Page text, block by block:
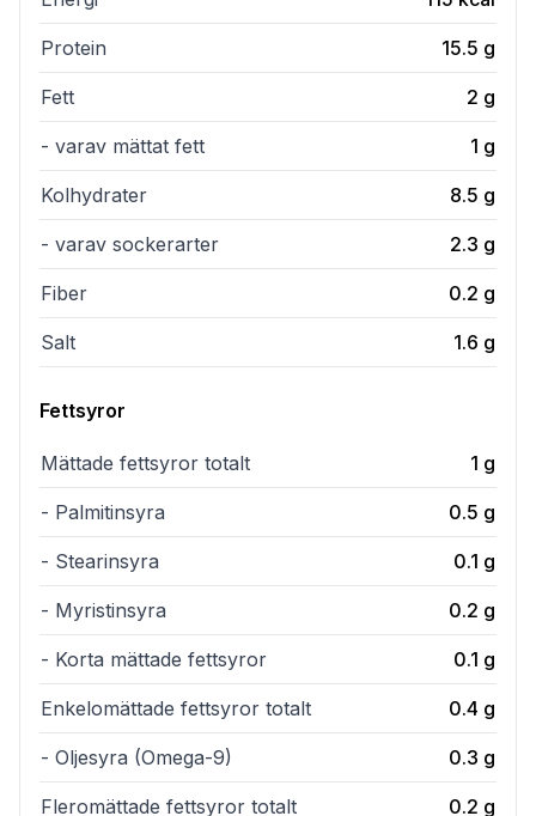
Protein 15.5 g
Fett 2 g
- varav mättat fett 1 g
Kolhydrater 8.5 g
- varav sockerarter 2.3 g
Fiber 0.2 g
Salt 1.6 g
Fettsyror
Mättade fettsyror totalt 1 g
- Palmitinsyra 0.5 g
- Stearinsyra 0.1 g
- Myristinsyra 0.2 g
- Korta mättade fettsyror 0.1 g
Enkelomättade fettsyror totalt 0.4 g
- Oljesyra (Omega-9) 0.3 g
Fleromättade fettsyror totalt 0.2 g